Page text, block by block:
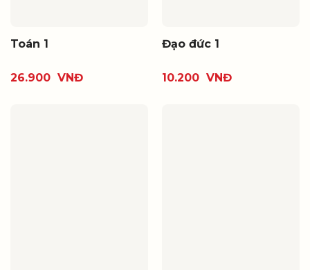
Toán 1
26.900 VNĐ
Đạo đức 1
10.200 VNĐ